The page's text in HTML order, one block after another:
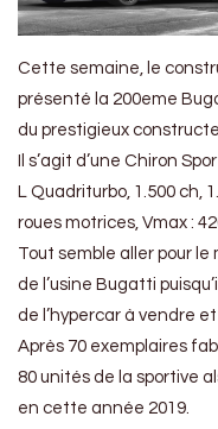
Cette semaine, le
présenté la 200eme
du prestigieux
Il s’agit d’une Chiron
L Quadriturbo, 1.500 ch,
roues motrices, Vmax :
Tout semble aller pour
de l’usine Bugatti
de l’hypercar à vendre
Après 70 exemplaires
80 unités de la sportive
en cette année 2019.